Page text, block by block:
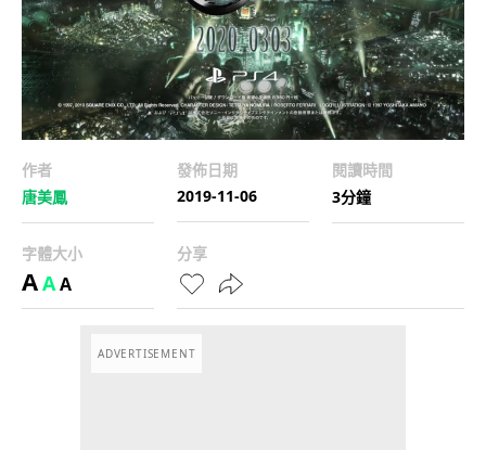
作者
唐美鳳
發佈日期
2019-11-06
閱讀時間
3分鐘
字體大小
AAA
分享
ADVERTISEMENT